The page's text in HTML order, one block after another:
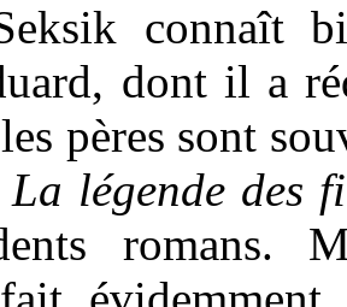
connaît
dont il a
pères sont
La légende des
romans.